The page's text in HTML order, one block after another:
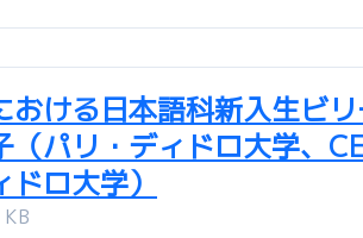
おける日本語科新入生ビ
（パリ・ディドロ大学、
ロ大学）